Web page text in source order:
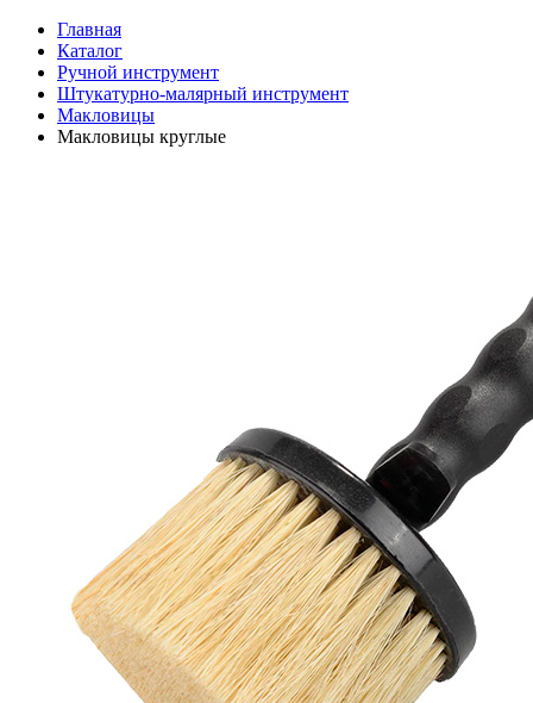
Главная
Каталог
Ручной инструмент
Штукатурно-малярный инструмент
Макловицы
Макловицы круглые